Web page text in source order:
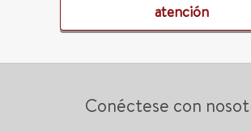
atención
Conéctese con